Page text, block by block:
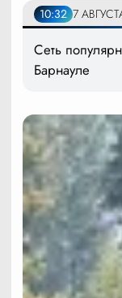
10:32 7
Сеть
Барнауле